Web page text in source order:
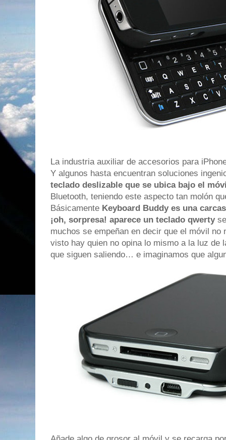
La industria auxiliar de accesorios para
Y algunos hasta encuentran soluciones
teclado deslizable que se ubica bajo el
Bluetooth, teniendo este aspecto tan molón
Básicamente Keyboard Buddy es una
¡oh, sorpresa! aparece un teclado qwertyse
muchos se empeñan en decir que el móvil no
visto hay quien no opina lo mismo a la luz de
que siguen saliendo… e imaginamos que